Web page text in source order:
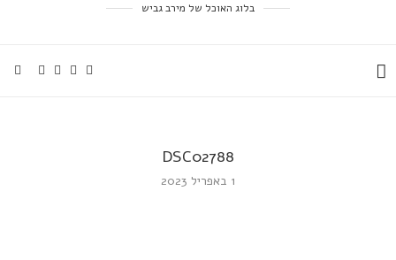
בלוג האוכל של מירב גביש
DSC02788
1 באפריל 2023